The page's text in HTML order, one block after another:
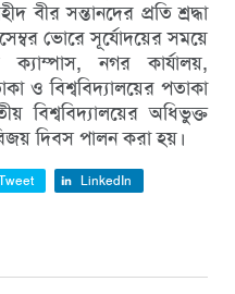
বীর সন্তানদের প্রতি শ্রদ্ধা
ভোরে সূর্যোদয়ের সময়ে
ক্যাম্পাস, নগর কার্যালয়,
ও বিশ্ববিদ্যালয়ের পতাকা
বিশ্ববিদ্যালয়ের অধিভুক্ত
দিবস পালন করা হয়।
LinkedIn